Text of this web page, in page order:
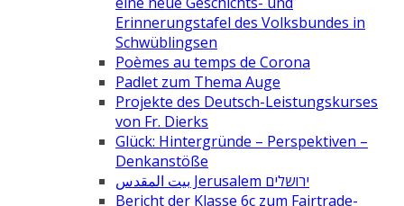
Erinnerungstafel des Volksbundes in
Schwüblingsen
Poèmes au temps de Corona
Padlet zum Thema Auge
Projekte des Deutsch-Leistungskurses
von Fr. Dierks
Glück: Hintergründe – Perspektiven –
Denkanstöße
بيت المقدس Jerusalem ירושלים
Bericht der Klasse 6c zum Fairtrade-